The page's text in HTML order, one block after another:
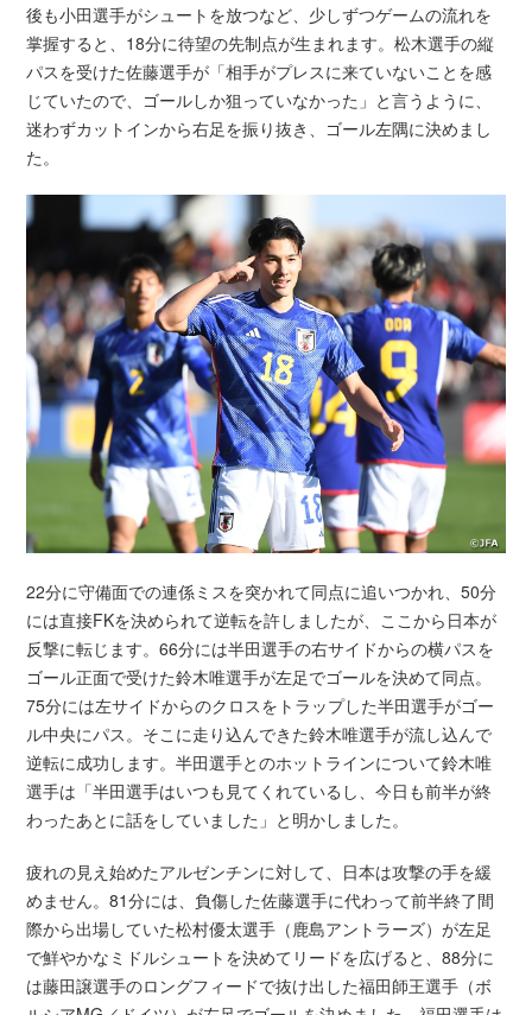
後も小田選手がシュートを放つなど、少しずつゲームの流れを
掌握すると、18分に待望の先制点が生まれます。松木選手の縦
パスを受けた佐藤選手が「相手がプレスに来ていないことを感
じていたので、ゴールしか狙っていなかった」と言うように、
迷わずカットインから右足を振り抜き、ゴール左隅に決めまし
た。
22分に守備面での連係ミスを突かれて同点に追いつかれ、50分
には直接FKを決められて逆転を許しましたが、ここから日本が
反撃に転じます。66分には半田選手の右サイドからの横パスを
ゴール正面で受けた鈴木唯選手が左足でゴールを決めて同点。
75分には左サイドからのクロスをトラップした半田選手がゴー
ル中央にパス。そこに走り込んできた鈴木唯選手が流し込んで
逆転に成功します。半田選手とのホットラインについて鈴木唯
選手は「半田選手はいつも見てくれているし、今日も前半が終
わったあとに話をしていました」と明かしました。
疲れの見え始めたアルゼンチンに対して、日本は攻撃の手を緩
めません。81分には、負傷した佐藤選手に代わって前半終了間
際から出場していた松村優太選手（鹿島アントラーズ）が左足
で鮮やかなミドルシュートを決めてリードを広げると、88分に
は藤田譲選手のロングフィードで抜け出した福田師王選手（ボ